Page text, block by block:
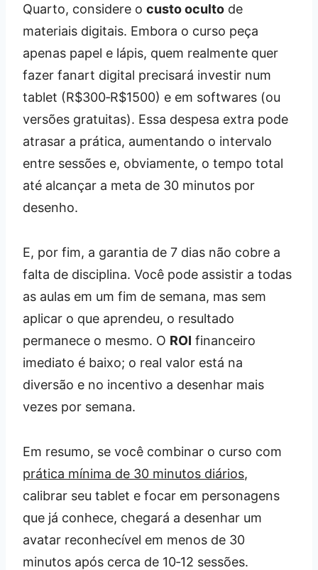
Quarto, considere o custo oculto de
materiais digitais. Embora o curso peça
apenas papel e lápis, quem realmente quer
fazer fanart digital precisará investir num
tablet (R$300‑R$1500) e em softwares (ou
versões gratuitas). Essa despesa extra pode
atrasar a prática, aumentando o intervalo
entre sessões e, obviamente, o tempo total
até alcançar a meta de 30 minutos por
desenho.
E, por fim, a garantia de 7 dias não cobre a
falta de disciplina. Você pode assistir a todas
as aulas em um fim de semana, mas sem
aplicar o que aprendeu, o resultado
permanece o mesmo. O ROI financeiro
imediato é baixo; o real valor está na
diversão e no incentivo a desenhar mais
vezes por semana.
Em resumo, se você combinar o curso com
prática mínima de 30 minutos diários,
calibrar seu tablet e focar em personagens
que já conhece, chegará a desenhar um
avatar reconhecível em menos de 30
minutos após cerca de 10‑12 sessões.